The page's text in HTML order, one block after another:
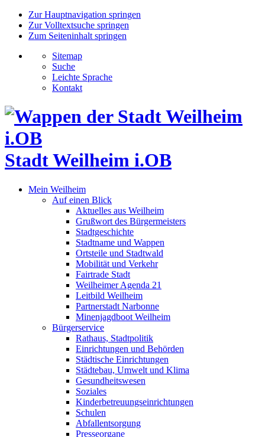
Zur Hauptnavigation springen
Zur Volltextsuche springen
Zum Seiteninhalt springen
Sitemap
Suche
Leichte Sprache
Kontakt
Stadt Weilheim i.OB
Mein Weilheim
Auf einen Blick
Aktuelles aus Weilheim
Grußwort des Bürgermeisters
Stadtgeschichte
Stadtname und Wappen
Ortsteile und Stadtwald
Mobilität und Verkehr
Fairtrade Stadt
Weilheimer Agenda 21
Leitbild Weilheim
Partnerstadt Narbonne
Minenjagdboot Weilheim
Bürgerservice
Rathaus, Stadtpolitik
Einrichtungen und Behörden
Städtische Einrichtungen
Städtebau, Umwelt und Klima
Gesundheitswesen
Soziales
Kinderbetreuungseinrichtungen
Schulen
Abfallentsorgung
Presseorgane